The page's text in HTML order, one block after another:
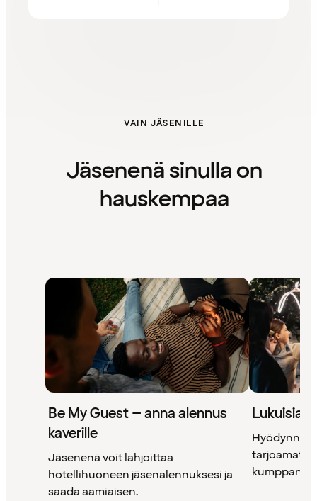
VAIN JÄSENILLE
Jäsenenä sinulla on
hauskempaa
Be My Guest – anna alennus
kaverille
Jäsenenä voit lahjoittaa
hotellihuoneen jäsenalennuksesi ja
saada aamiaisen.
Lukuisia
Hyödynnä
tarjoamat